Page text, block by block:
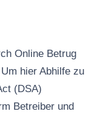
Online Betrug
hier Abhilfe zu
(DSA)
Betreiber und